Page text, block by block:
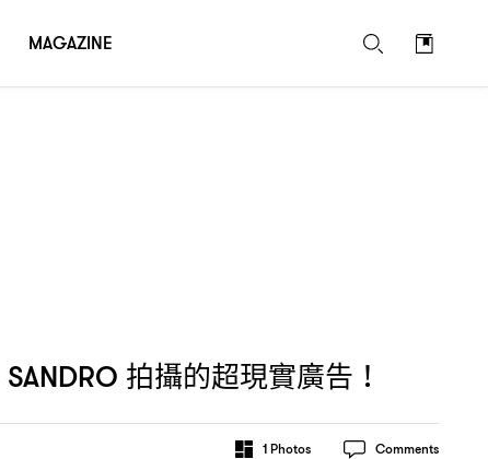
SANDRO 拍攝的超現實廣告 ！
1Photos Comments
MAGAZINE